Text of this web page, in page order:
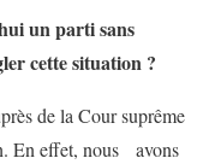
un parti sans
cette situation ?
de la Cour suprême
En effet, nous avons